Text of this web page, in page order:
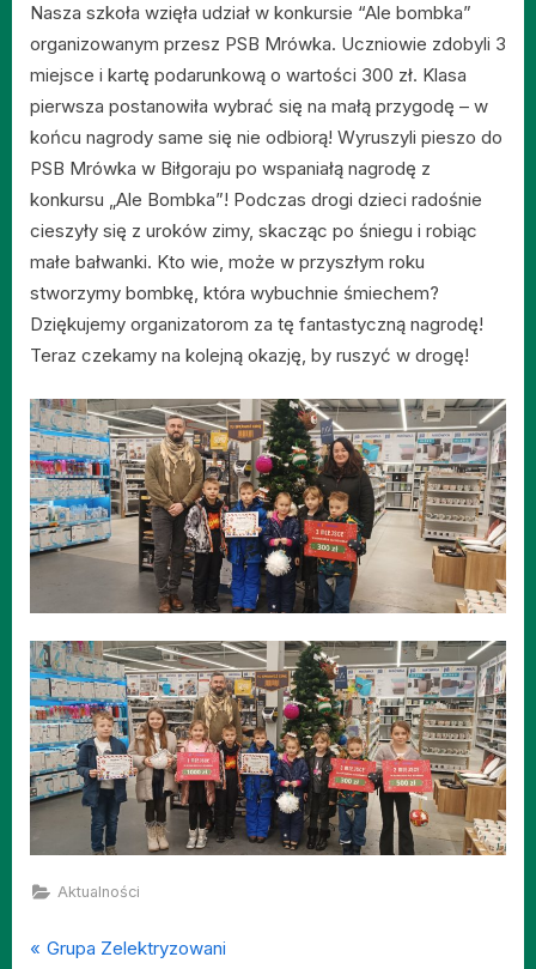
Nasza szkoła wzięła udział w konkursie “Ale bombka”
organizowanym przesz PSB Mrówka. Uczniowie zdobyli 3
miejsce i kartę podarunkową o wartości 300 zł. Klasa
pierwsza postanowiła wybrać się na małą przygodę – w
końcu nagrody same się nie odbiorą! Wyruszyli pieszo do
PSB Mrówka w Biłgoraju po wspaniałą nagrodę z
konkursu „Ale Bombka”! Podczas drogi dzieci radośnie
cieszyły się z uroków zimy, skacząc po śniegu i robiąc
małe bałwanki. Kto wie, może w przyszłym roku
stworzymy bombkę, która wybuchnie śmiechem?
Dziękujemy organizatorom za tę fantastyczną nagrodę!
Teraz czekamy na kolejną okazję, by ruszyć w drogę!
Aktualności
Nawigacja
P
Grupa Zelektryzowani